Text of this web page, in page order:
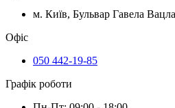
м. Київ, Бульвар Гавела
Офіс
050 442-19-85
Графік роботи